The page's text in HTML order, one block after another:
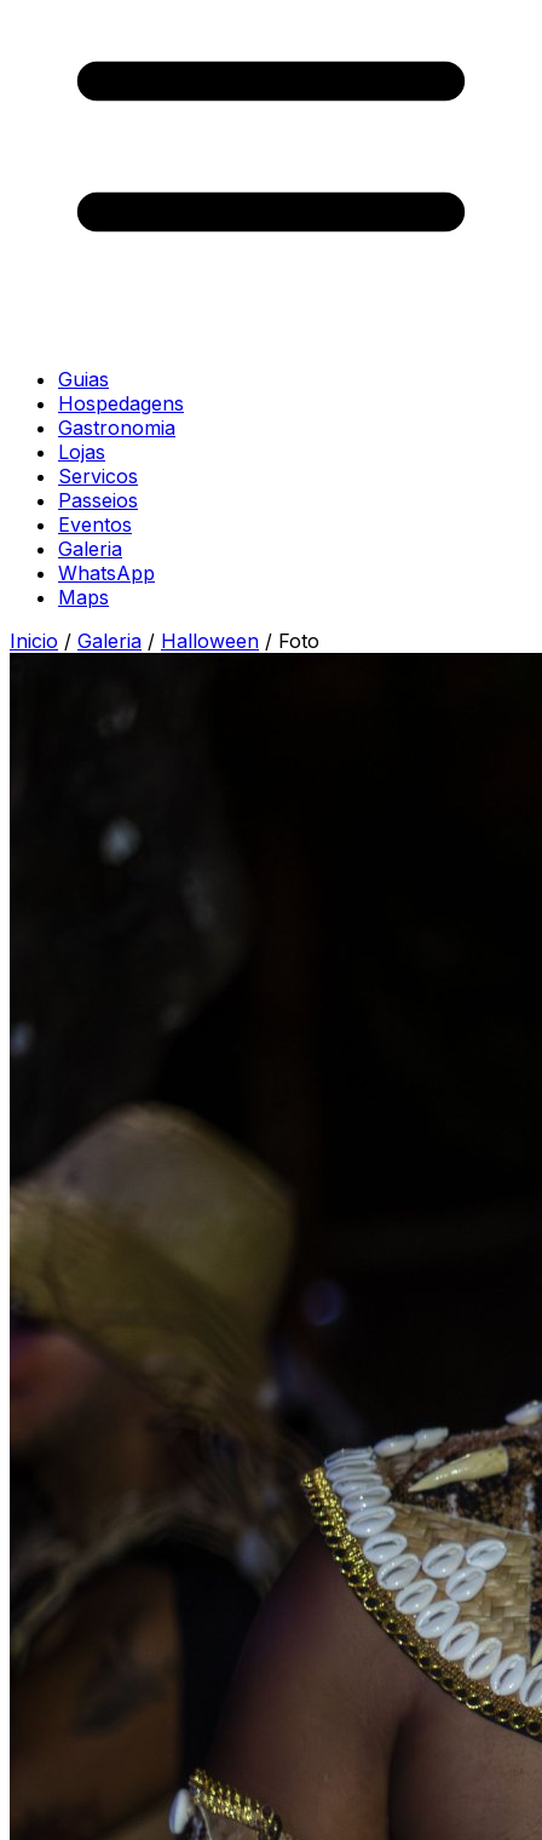
Guias
Hospedagens
Gastronomia
Lojas
Servicos
Passeios
Eventos
Galeria
WhatsApp
Maps
Inicio / Galeria / Halloween / Foto